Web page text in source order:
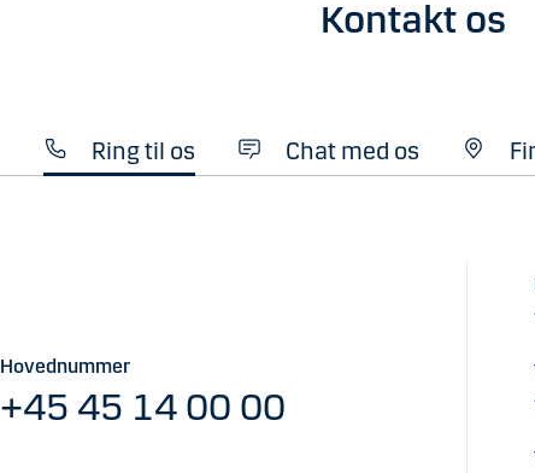
Kontakt os
Ring til os Chat med os
Hovednummer
+45 45 14 00 00